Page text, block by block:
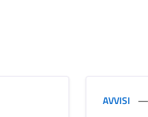
AVVISI